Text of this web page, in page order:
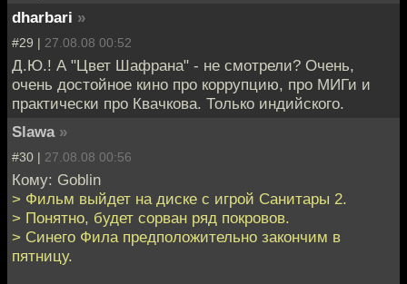
dharbari »
#29 | 27.08.08 00:52
Д.Ю.! А "Цвет Шафрана" - не смотрели? Очень,
очень достойное кино про коррупцию, про МИГи и
практически про Квачкова. Только индийского.
Slawa »
#30 | 27.08.08 00:56
Кому: Goblin
> Фильм выйдет на диске с игрой Санитары 2.
> Понятно, будет сорван ряд покровов.
> Синего Фила предположительно закончим в
пятницу.